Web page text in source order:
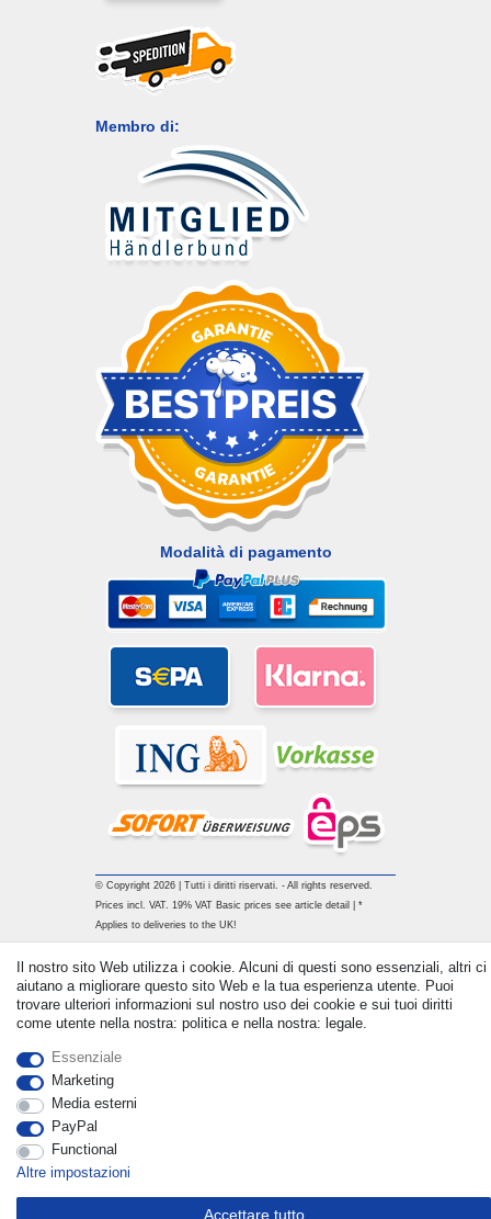
Membro di:
Modalità di pagamento
© Copyright 2026 | Tutti i diritti riservati. - All rights reserved.
Prices incl. VAT. 19% VAT Basic prices see article detail | *
Applies to deliveries to the UK!
Il nostro sito Web utilizza i cookie. Alcuni di questi sono essenziali, altri ci
aiutano a migliorare questo sito Web e la tua esperienza utente. Puoi
trovare ulteriori informazioni sul nostro uso dei cookie e sui tuoi diritti
come utente nella nostra: politica e nella nostra: legale.
Essenziale
Marketing
Media esterni
PayPal
Functional
Altre impostazioni
Accettare tutto
Withdraw from contract here Contatto